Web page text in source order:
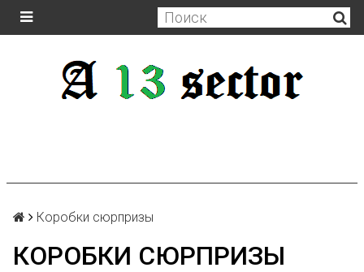
Коробки сюрпризы
КОРОБКИ СЮРПРИЗЫ